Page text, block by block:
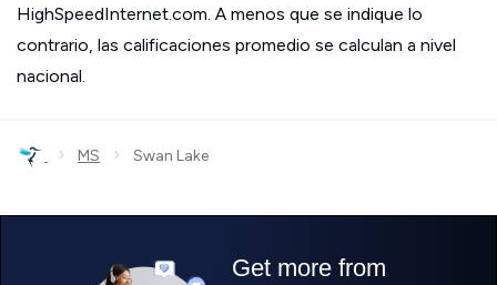
HighSpeedInternet.com. A menos que se indique lo
contrario, las calificaciones promedio se calculan a nivel
nacional.
› MS › Swan Lake